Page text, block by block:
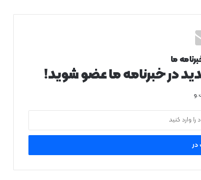
ما
در خبرنامه ما عضو شوید!